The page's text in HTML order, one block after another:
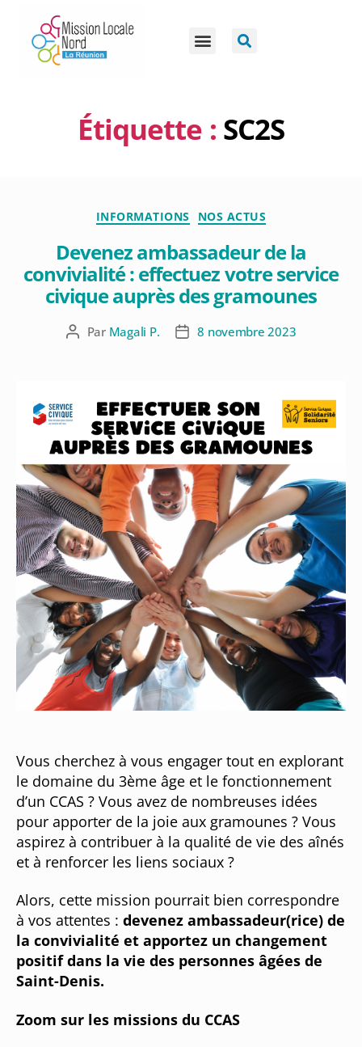
Étiquette : SC2S
INFORMATIONS NOS ACTUS
Devenez ambassadeur de la
convivialité : effectuez votre service
civique auprès des gramounes
Par Magali P. 8 novembre 2023
Vous cherchez à vous engager tout en explorant
le domaine du 3ème âge et le fonctionnement
d’un CCAS ? Vous avez de nombreuses idées
pour apporter de la joie aux gramounes ? Vous
aspirez à contribuer à la qualité de vie des aînés
et à renforcer les liens sociaux ?
Alors, cette mission pourrait bien correspondre
à vos attentes : devenez ambassadeur(rice) de
la convivialité et apportez un changement
positif dans la vie des personnes âgées de
Saint-Denis.
Zoom sur les missions du CCAS